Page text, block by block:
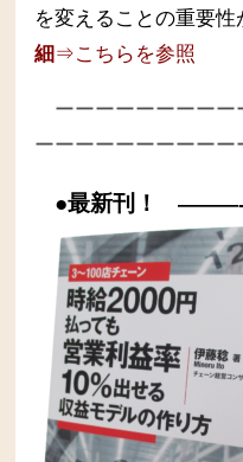
を変えることの重要性
細⇒こちらを参照
ーーーーーーーー
ーーーーーーーーー
●最新刊！ ———-